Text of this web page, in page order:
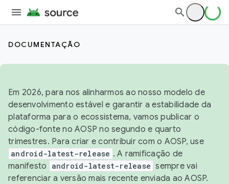
DOCUMENTAÇÃO
Em 2026, para nos alinharmos ao nosso modelo de
desenvolvimento estável e garantir a estabilidade da
plataforma para o ecossistema, vamos publicar o
código-fonte no AOSP no segundo e quarto
trimestres. Para criar e contribuir com o AOSP, use
android-latest-release . A ramificação de
manifesto
android-latest-release sempre vai
referenciar a versão mais recente enviada ao AOSP.